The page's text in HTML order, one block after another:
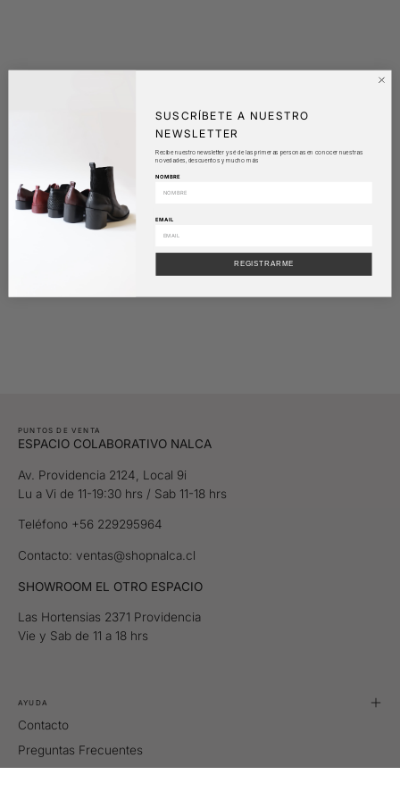
PUNTOS DE VENTA
ESPACIO COLABORATIVO NALCA
Av. Providencia 2124, Local 9i
Lu a Vi de 11-19:30 hrs / Sab 11-18 hrs
Teléfono +56 229295964
Contacto: ventas@shopnalca.cl
SHOWROOM EL OTRO ESPACIO
Las Hortensias 2371 Providencia
Vie y Sab de 11 a 18 hrs
AYUDA
Contacto
Preguntas Frecuentes
SUSCRÍBETE A NUESTRO
NEWSLETTER
Recibe nuestro newsletter y sé de las primeras personas en conocer nuestras
novedades, descuentos y mucho más
NOMBRE
EMAIL
REGISTRARME